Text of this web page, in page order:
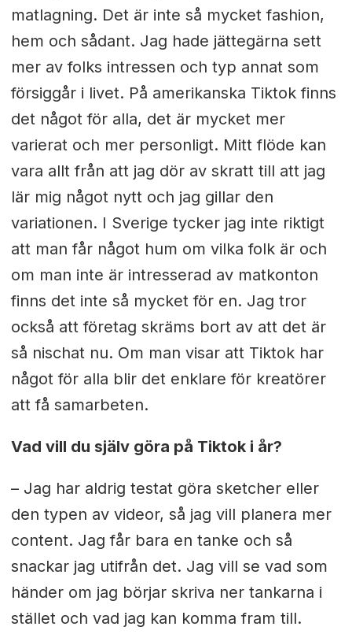
matlagning. Det är inte så mycket fashion,
hem och sådant. Jag hade jättegärna sett
mer av folks intressen och typ annat som
försiggår i livet. På amerikanska Tiktok finns
det något för alla, det är mycket mer
varierat och mer personligt. Mitt flöde kan
vara allt från att jag dör av skratt till att jag
lär mig något nytt och jag gillar den
variationen. I Sverige tycker jag inte riktigt
att man får något hum om vilka folk är och
om man inte är intresserad av matkonton
finns det inte så mycket för en. Jag tror
också att företag skräms bort av att det är
så nischat nu. Om man visar att Tiktok har
något för alla blir det enklare för kreatörer
att få samarbeten.
Vad vill du själv göra på Tiktok i år?
– Jag har aldrig testat göra sketcher eller
den typen av videor, så jag vill planera mer
content. Jag får bara en tanke och så
snackar jag utifrån det. Jag vill se vad som
händer om jag börjar skriva ner tankarna i
stället och vad jag kan komma fram till.